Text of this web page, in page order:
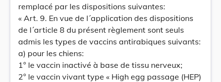
remplacé par les dispositions suivantes:
« Art. 9. En vue de l´application des dispositions
de l´article 8 du présent règlement sont seuls
admis les types de vaccins antirabiques suivants:
a) pour les chiens:
1° le vaccin inactivé à base de tissu nerveux;
2° le vaccin vivant type « High egg passage (HEP)